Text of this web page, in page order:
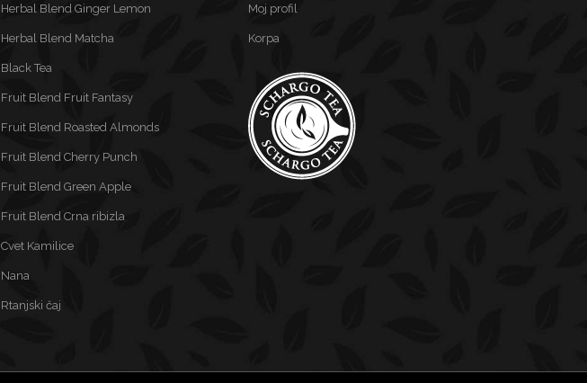
Herbal Blend Ginger Lemon
Herbal Blend Matcha
Black Tea
Fruit Blend Fruit Fantasy
Fruit Blend Roasted Almonds
Fruit Blend Cherry Punch
Fruit Blend Green Apple
Fruit Blend Crna ribizla
Cvet Kamilice
Nana
Rtanjski čaj
Moj profil
Korpa